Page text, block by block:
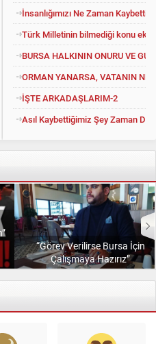
İnsanlığımızı Ne Zaman Kaybettik?
Türk Milletinin bilmediği konu
BURSA HALKININ ONURU VE
ORMAN YANARSA, VATANIN
İŞTE ARKADAŞLARIM-2
Asıl Kaybettiğimiz Şey Zaman
“Görev Verilirse Bursa İçin
Çalışmaya Hazırız”